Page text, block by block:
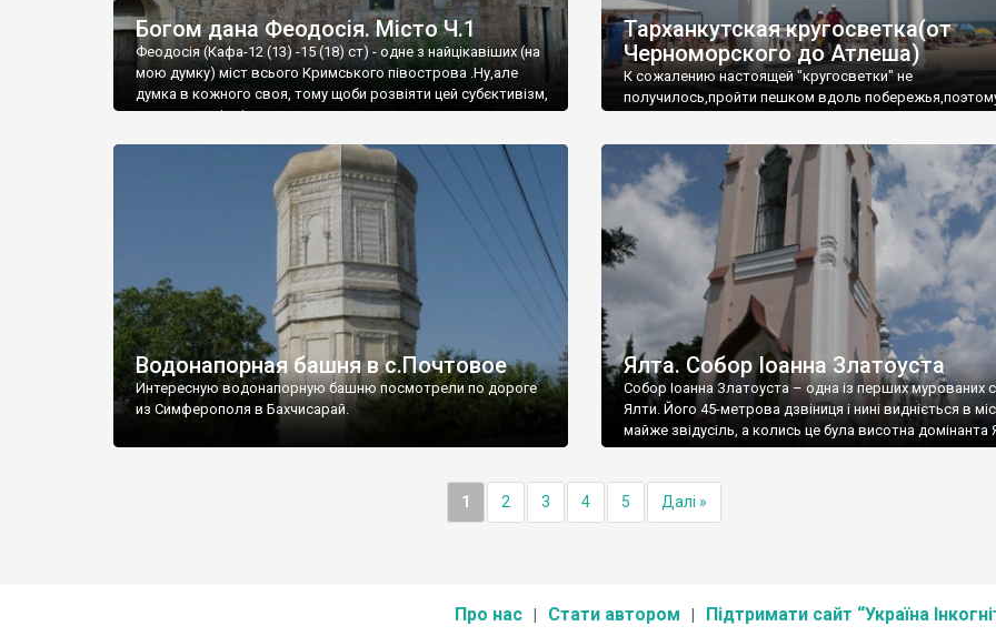
Богом дана Феодосія. Місто Ч.1
Феодосія (Кафа-12 (13) -15 (18) ст) - одне з найцікавіших (на
мою думку) міст всього Кримського півострова .Ну,але
думка в кожного своя, тому щоби розвіяти цей субєктивізм,
запрошую відвідати це
Тарханкутская кругосветка(от
Черноморского до Атлеша)
К сожалению настоящей "кругосветки" не
получилось,пройти пешком вдоль
Водонапорная башня в с.Почтовое
Интересную водонапорную башню посмотрели по дороге
из Симферополя в Бахчисарай.
Ялта. Собор Іоанна Златоуста
Собор Іоанна Златоуста – одна із перших мурованих
Ялти. Його 45-метрова дзвіниця і нині видніється в
майже звідусіль, а колись це була висотна домінанта
1 2 3 4 5 Далі »
Про нас Стати автором Підтримати сайт “Україна